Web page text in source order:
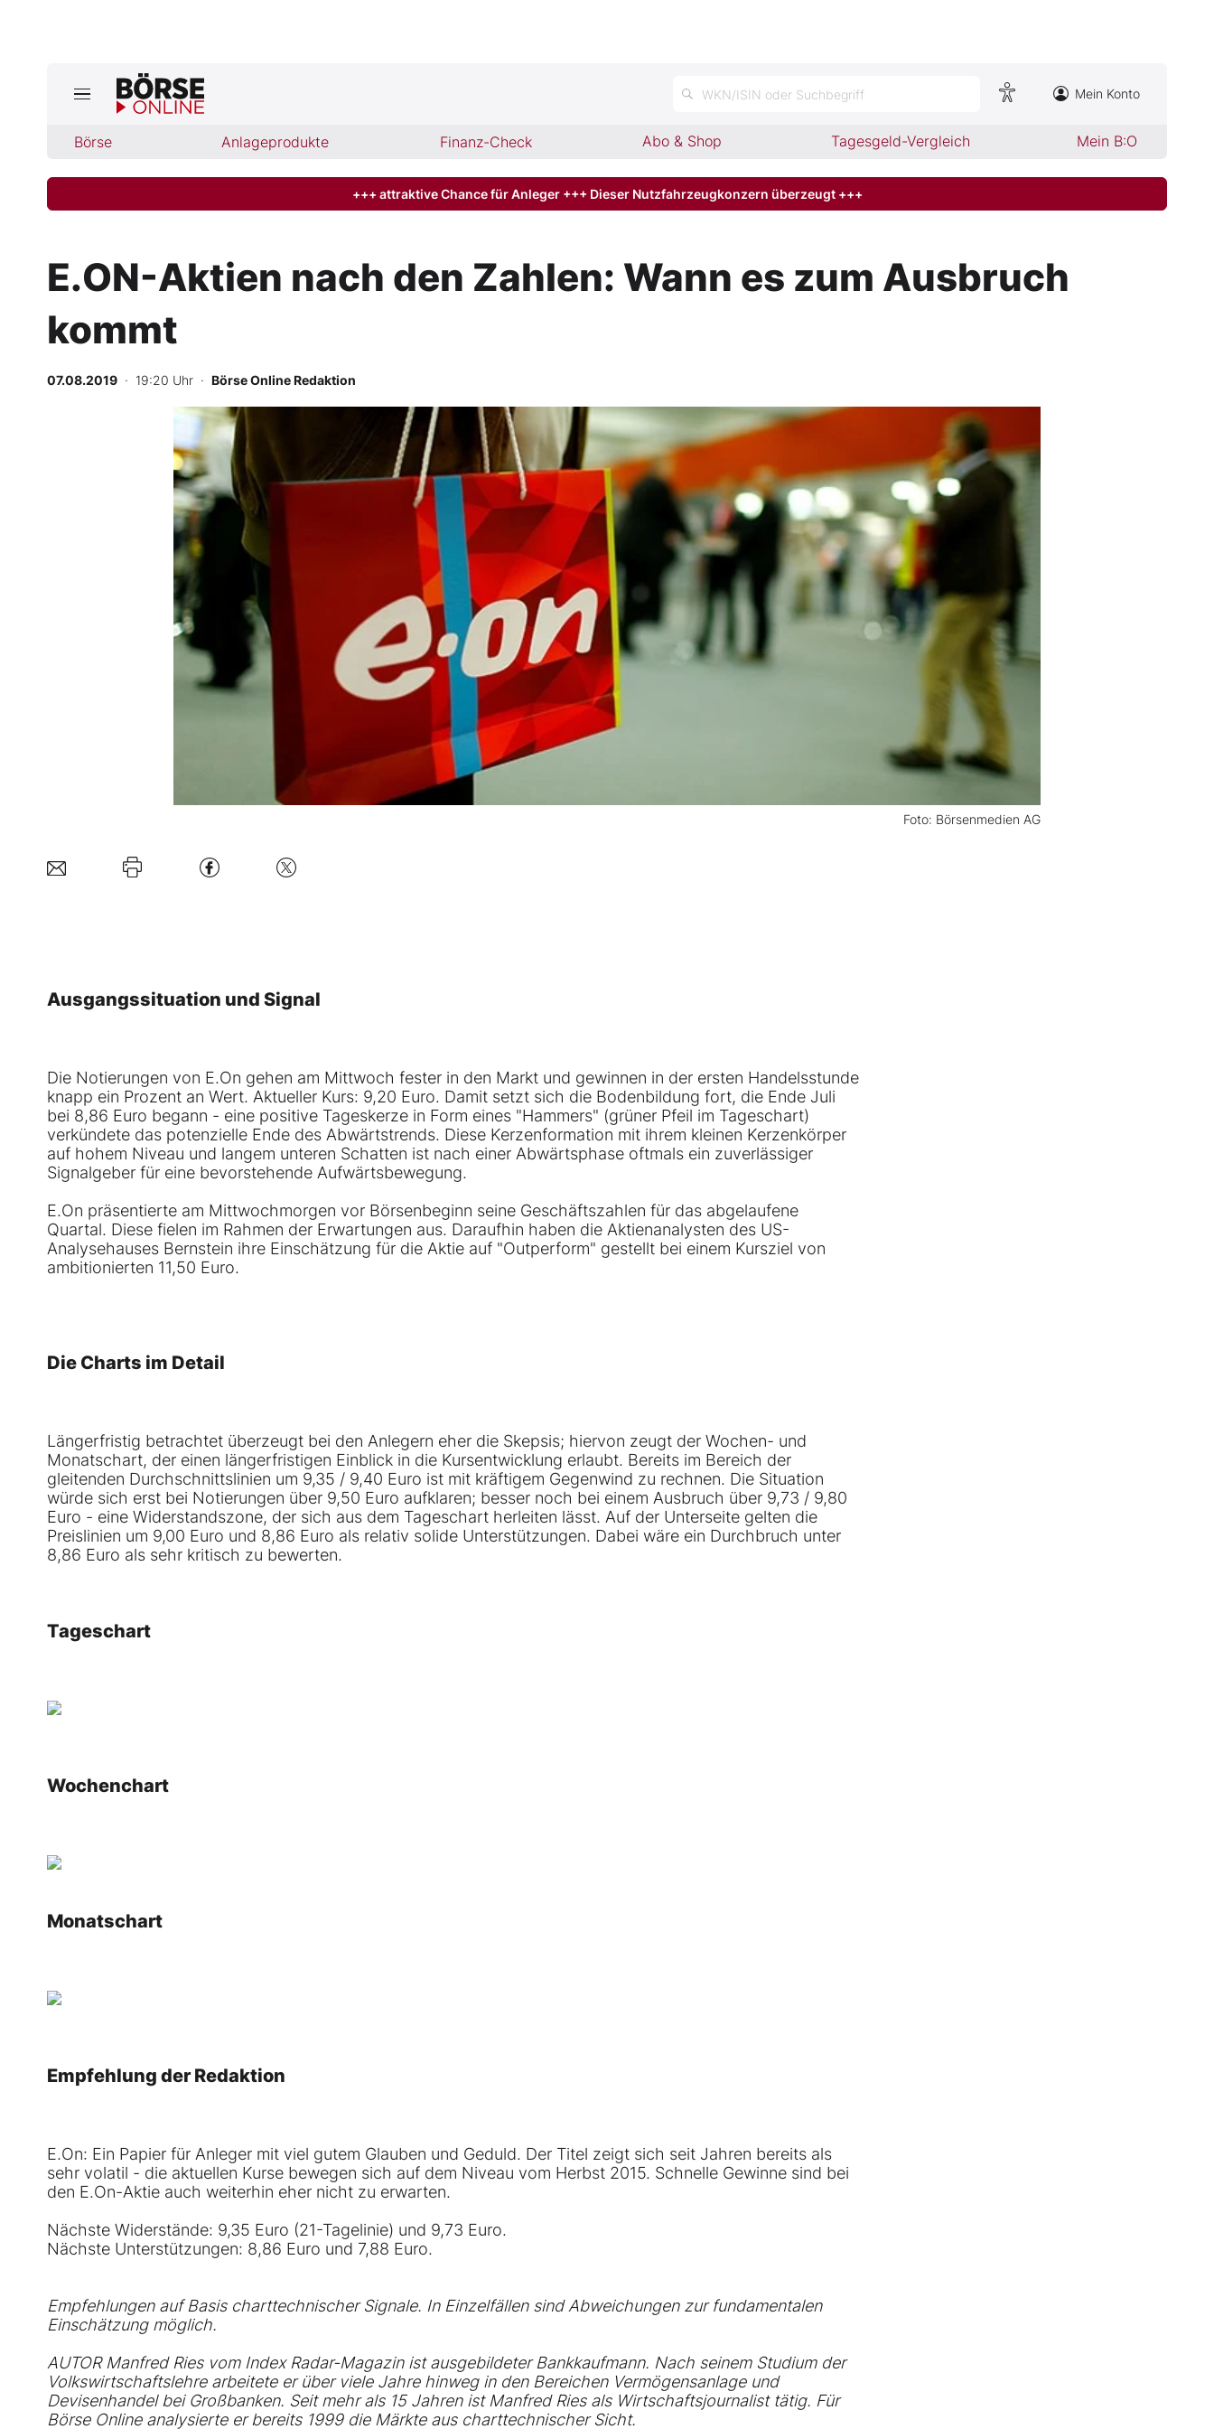
WKN/ISIN oder Suchbegriff Mein Konto
Börse Anlageprodukte Finanz-Check Abo & Shop Tagesgeld-Vergleich Mein B:O
Börse
Abo & Shop
BO-Musterdepots
Experten
Mein Konto
Folgen Sie uns
Kontakt
+++ attraktive Chance für Anleger +++ Dieser Nutzfahrzeugkonzern überzeugt +++
E.ON-Aktien nach den Zahlen: Wann es zum Ausbruch
kommt
07.08.2019 · 19:20 Uhr · Börse Online Redaktion
Foto: Börsenmedien AG
Ausgangssituation und Signal
Die Notierungen von E.On gehen am Mittwoch fester in den Markt und gewinnen in der ersten Handelsstunde
knapp ein Prozent an Wert. Aktueller Kurs: 9,20 Euro. Damit setzt sich die Bodenbildung fort, die Ende Juli
bei 8,86 Euro begann - eine positive Tageskerze in Form eines "Hammers" (grüner Pfeil im Tageschart)
verkündete das potenzielle Ende des Abwärtstrends. Diese Kerzenformation mit ihrem kleinen Kerzenkörper
auf hohem Niveau und langem unteren Schatten ist nach einer Abwärtsphase oftmals ein zuverlässiger
Signalgeber für eine bevorstehende Aufwärtsbewegung.
E.On präsentierte am Mittwochmorgen vor Börsenbeginn seine Geschäftszahlen für das abgelaufene
Quartal. Diese fielen im Rahmen der Erwartungen aus. Daraufhin haben die Aktienanalysten des US-
Analysehauses Bernstein ihre Einschätzung für die Aktie auf "Outperform" gestellt bei einem Kursziel von
ambitionierten 11,50 Euro.
Die Charts im Detail
Längerfristig betrachtet überzeugt bei den Anlegern eher die Skepsis; hiervon zeugt der Wochen- und
Monatschart, der einen längerfristigen Einblick in die Kursentwicklung erlaubt. Bereits im Bereich der
gleitenden Durchschnittslinien um 9,35 / 9,40 Euro ist mit kräftigem Gegenwind zu rechnen. Die Situation
würde sich erst bei Notierungen über 9,50 Euro aufklaren; besser noch bei einem Ausbruch über 9,73 / 9,80
Euro - eine Widerstandszone, der sich aus dem Tageschart herleiten lässt. Auf der Unterseite gelten die
Preislinien um 9,00 Euro und 8,86 Euro als relativ solide Unterstützungen. Dabei wäre ein Durchbruch unter
8,86 Euro als sehr kritisch zu bewerten.
Tageschart
Wochenchart
Monatschart
Empfehlung der Redaktion
E.On: Ein Papier für Anleger mit viel gutem Glauben und Geduld. Der Titel zeigt sich seit Jahren bereits als
sehr volatil - die aktuellen Kurse bewegen sich auf dem Niveau vom Herbst 2015. Schnelle Gewinne sind bei
den E.On-Aktie auch weiterhin eher nicht zu erwarten.
Nächste Widerstände: 9,35 Euro (21-Tagelinie) und 9,73 Euro.
Nächste Unterstützungen: 8,86 Euro und 7,88 Euro.
Empfehlungen auf Basis charttechnischer Signale. In Einzelfällen sind Abweichungen zur fundamentalen
Einschätzung möglich.
AUTOR Manfred Ries vom Index Radar-Magazin ist ausgebildeter Bankkaufmann. Nach seinem Studium der
Volkswirtschaftslehre arbeitete er über viele Jahre hinweg in den Bereichen Vermögensanlage und
Devisenhandel bei Großbanken. Seit mehr als 15 Jahren ist Manfred Ries als Wirtschaftsjournalist tätig. Für
Börse Online analysierte er bereits 1999 die Märkte aus charttechnischer Sicht.